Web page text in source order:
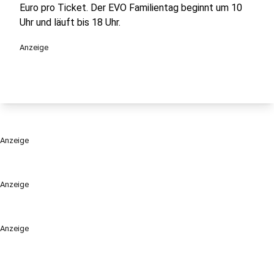
Anzeige
Anzeige
Euro pro Ticket. Der EVO Familientag beginnt um 10
Uhr und läuft bis 18 Uhr.
Anzeige
Anzeige